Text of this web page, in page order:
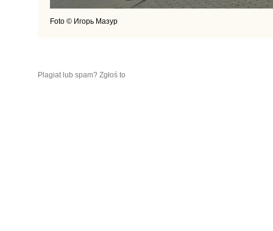
Foto © Игорь Мазур
Plagiat lub spam? Zgłoś to